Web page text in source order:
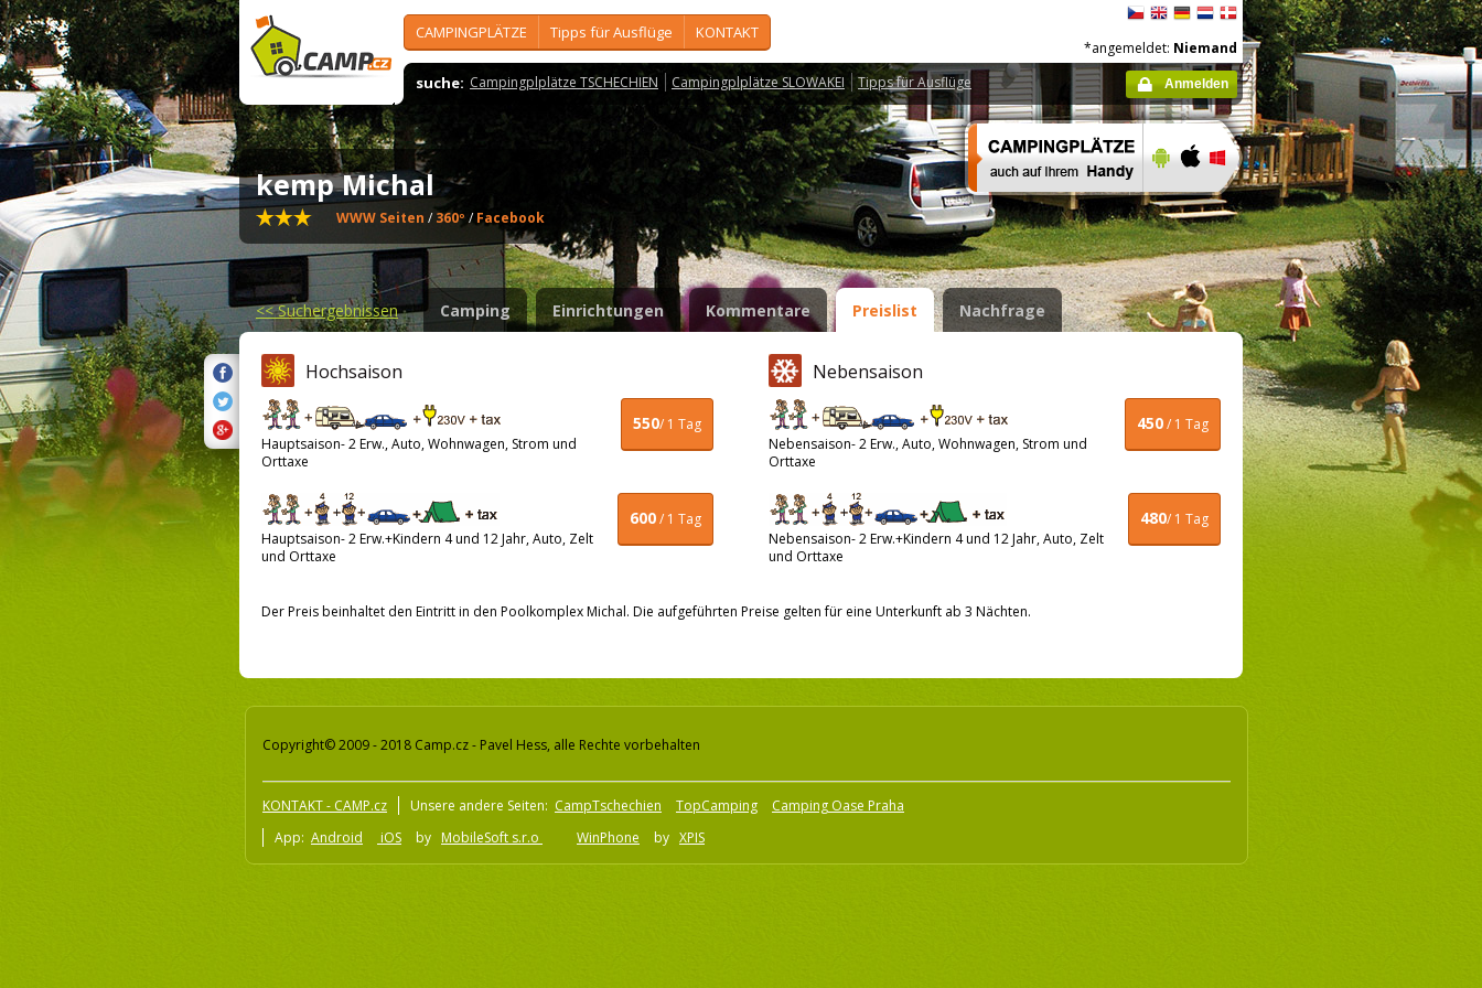
CAMPINGPLÄTZE Tipps für Ausflüge KONTAKT
suche: Campingplplätze TSCHECHIEN Campingplplätze SLOWAKEI Tipps für Ausflüge
*angemeldet: Niemand
Anmelden
kemp Michal
WWW Seiten /360º /Facebook
<<Suchergebnissen Camping Einrichtungen Kommentare Preislist Nachfrage
Hochsaison
550/ 1 Tag
Hauptsaison- 2 Erw., Auto, Wohnwagen, Strom und
Orttaxe
600/ 1 Tag
Hauptsaison- 2 Erw.+Kindern 4 und 12 Jahr, Auto, Zelt
und Orttaxe
Nebensaison
450/ 1 Tag
Nebensaison- 2 Erw., Auto, Wohnwagen, Strom und
Orttaxe
480/ 1 Tag
Nebensaison- 2 Erw.+Kindern 4 und 12 Jahr, Auto, Zelt
und Orttaxe
Der Preis beinhaltet den Eintritt in den Poolkomplex Michal. Die aufgeführten Preise gelten für eine Unterkunft ab 3 Nächten.
Copyright© 2009 - 2018 Camp.cz - Pavel Hess, alle Rechte vorbehalten
KONTAKT - CAMP.cz Unsere andere Seiten: CampTschechien TopCamping
Camping Oase Praha
App: Android iOS by MobileSoft s.r.o WinPhone by XPIS